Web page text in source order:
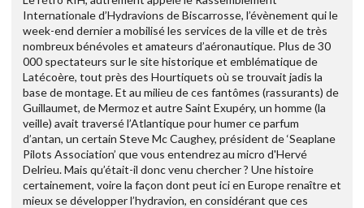
Internationale d’Hydravions de Biscarrosse, l’évènement qui le
week-end dernier a mobilisé les services de la ville et de très
nombreux bénévoles et amateurs d’aéronautique. Plus de 30
000 spectateurs sur le site historique et emblématique de
Latécoère, tout près des Hourtiquets où se trouvait jadis la
base de montage. Et au milieu de ces fantômes (rassurants) de
Guillaumet, de Mermoz et autre Saint Exupéry, un homme (la
veille) avait traversé l’Atlantique pour humer ce parfum
d’antan, un certain Steve Mc Caughey, président de ‘Seaplane
Pilots Association’ que vous entendrez au micro d'Hervé
Delrieu. Mais qu’était-il donc venu chercher ? Une histoire
certainement, voire la façon dont peut ici en Europe renaître et
mieux se développer l’hydravion, en considérant que ces